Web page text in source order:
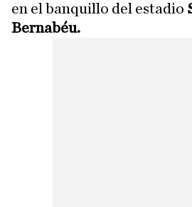
en el banquillo del estadio
Bernabéu.